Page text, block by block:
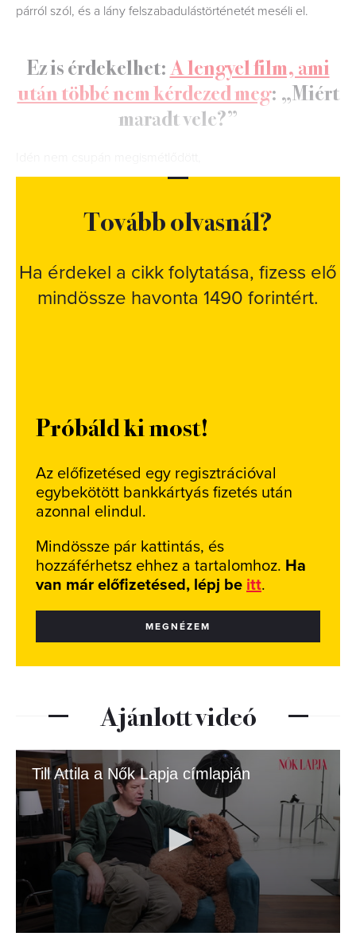
párról szól, és a lány felszabadulástörténetét meséli el.
Ez is érdekelhet:A lengyel film, ami
után többé nem kérdezed meg: „Miért
maradt vele?”
Tovább olvasnál?
Ha érdekel a cikk folytatása, fizess elő
mindössze havonta 1490 forintért.
Próbáld ki most!
Az előfizetésed egy regisztrációval
egybekötött bankkártyás fizetés után
azonnal elindul.
Mindössze pár kattintás, és
hozzáférhetsz ehhez a tartalomhoz. Ha
van már előfizetésed, lépj be itt.
MEGNÉZEM
Ajánlott videó
Till Attila a Nők Lapja címlapján